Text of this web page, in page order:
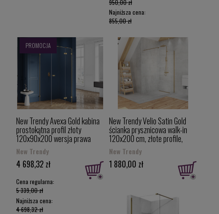
950,00 zł
Najniższa cena:
855,00 zł
New Trendy Avexa Gold kabina
prostokątna profil złoty
120x90x200 wersja prawa
EXK-1769
New Trendy
4 698,32 zł
Cena regularna:
5 339,00 zł
Najniższa cena:
4 698,32 zł
PROMOCJA
New Trendy Velio Satin Gold
ścianka prysznicowa walk-in
120x200 cm, złote profile,
8mm, D-0192B
New Trendy
1 880,00 zł